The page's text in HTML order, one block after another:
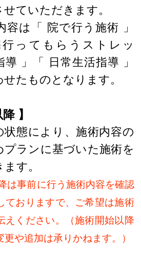
せていただきます。
は「 院で行う施術 」
ってもらうストレッ
導 」「 日常生活指導 」
たものとなります。
】
態により、施術内容の
プランに基づいた施術を
す。
は事前に行う施術内容を確認
ておりますで、ご希望は施術
えください。（施術開始以降
更や追加は承りかねます。）